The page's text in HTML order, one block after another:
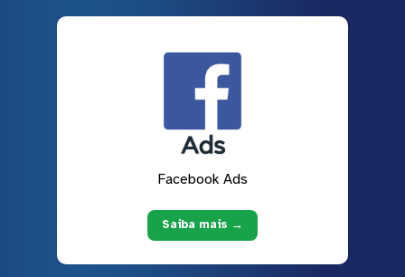
Facebook Ads
Saiba mais →